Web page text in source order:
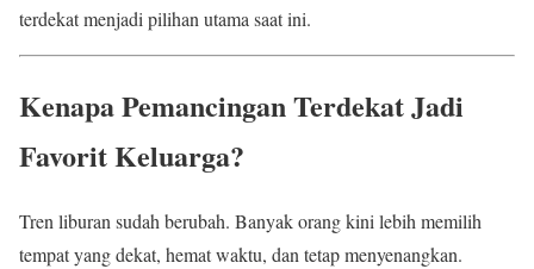
terdekat menjadi pilihan utama saat ini.
Kenapa Pemancingan Terdekat Jadi
Favorit Keluarga?
Tren liburan sudah berubah. Banyak orang kini lebih memilih
tempat yang dekat, hemat waktu, dan tetap menyenangkan.